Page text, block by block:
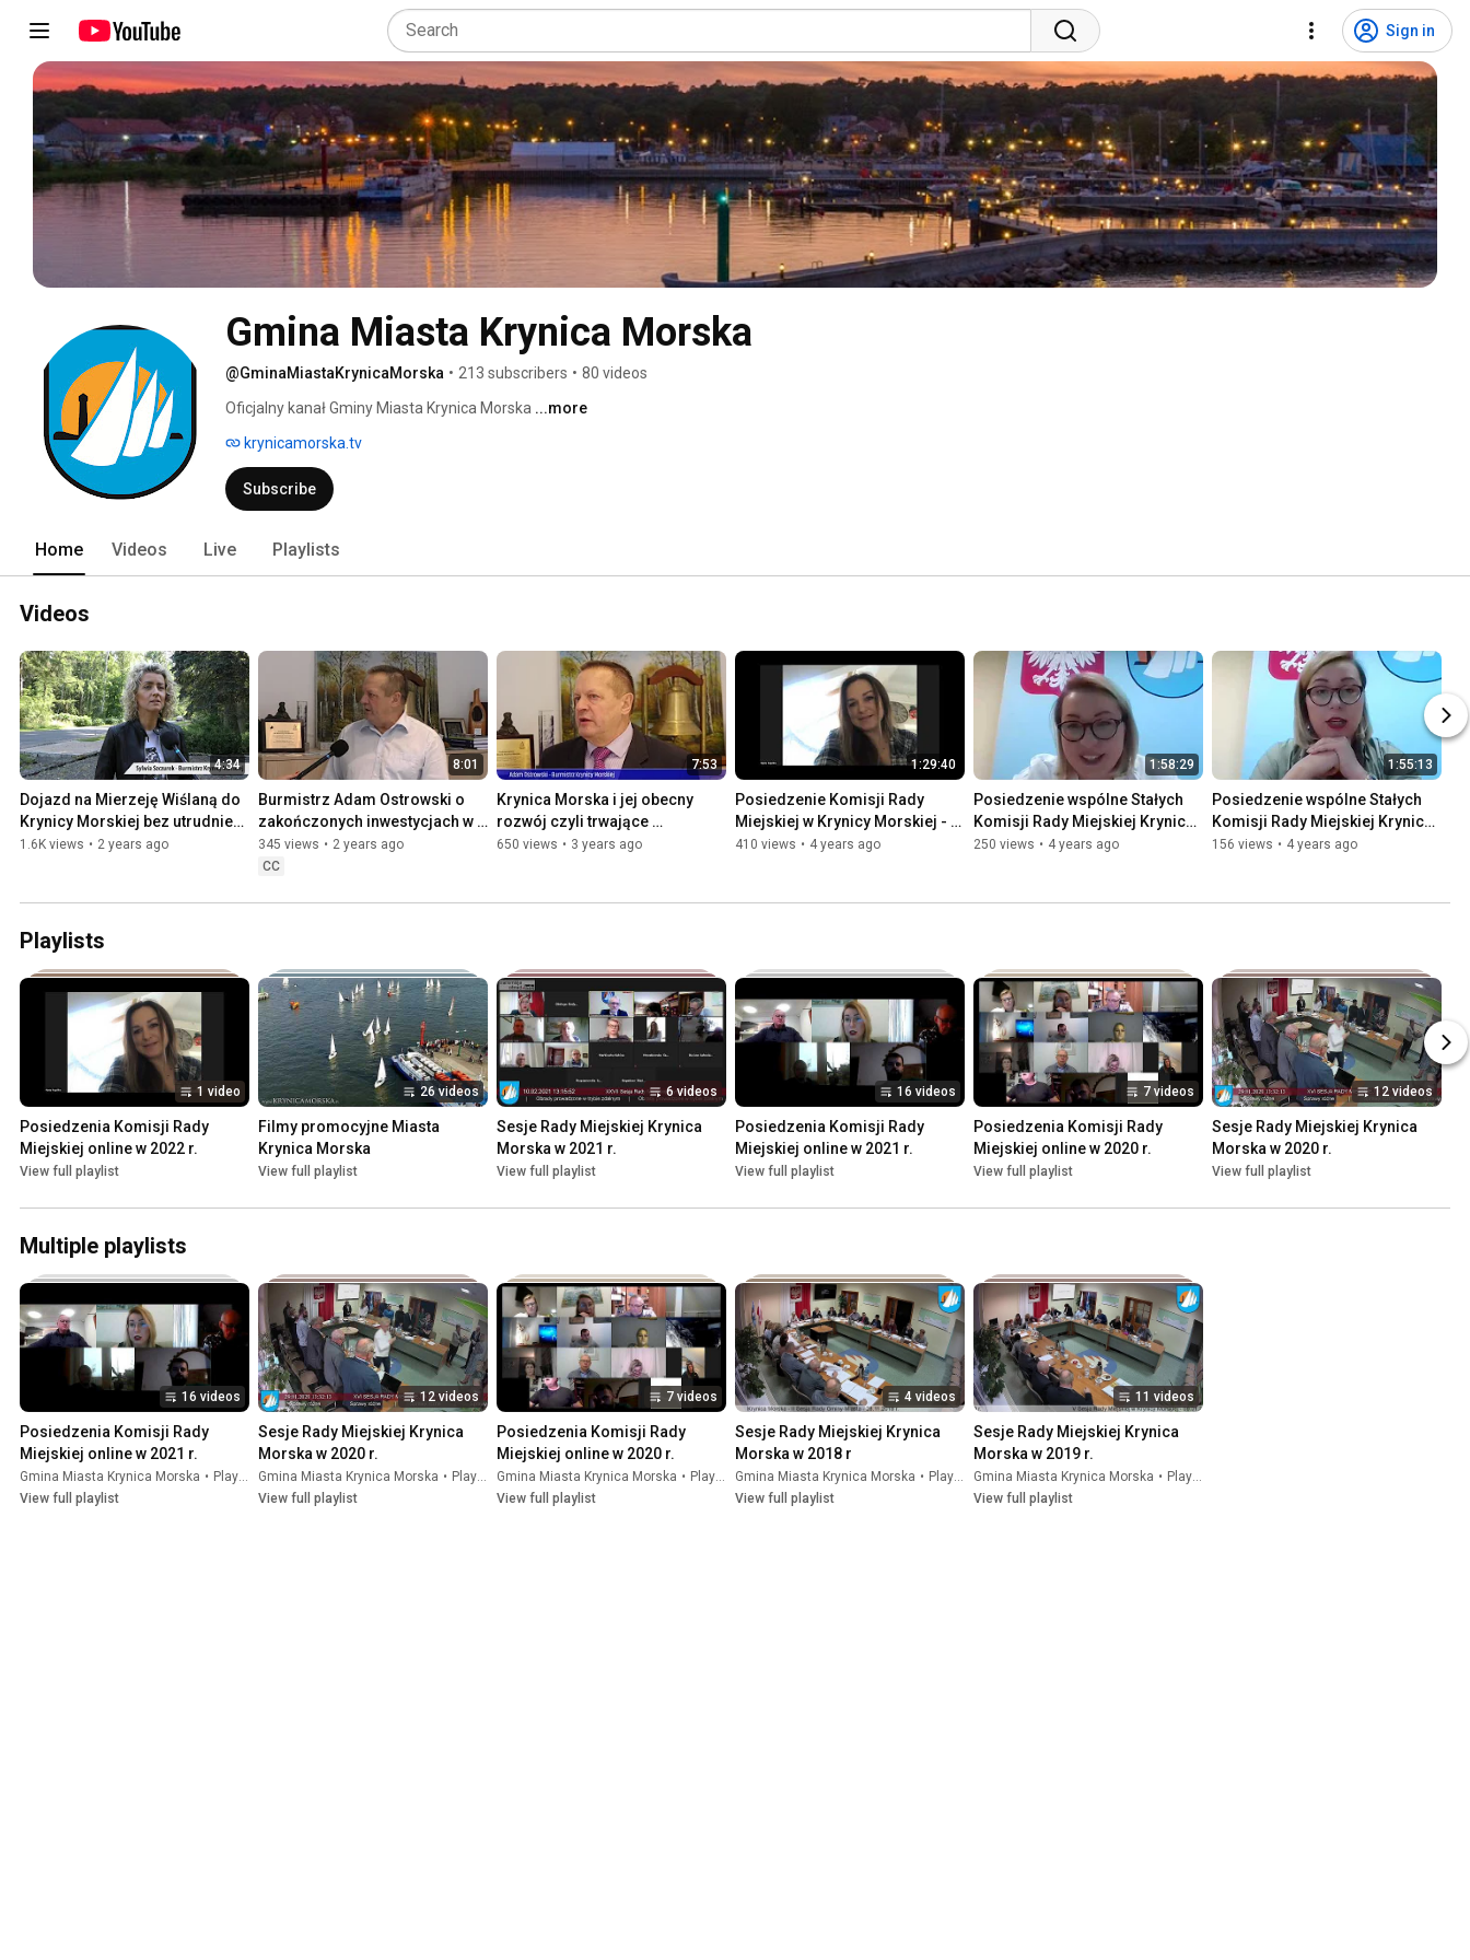
Sign in
Gmina Miasta Krynica Morska
@GminaMiastaKrynicaMorska • 213 subscribers • 80 videos
Oficjalny kanał Gminy Miasta Krynica Morska ...more
krynicamorska.tv
Subscribe
Home Videos Live Playlists
Videos
4:34
Dojazd na Mierzeję Wiślaną do
Krynicy Morskiej bez utrudnień
pomimo remontu drogi 501
1.6K views • 2 years ago
8:01
Burmistrz Adam Ostrowski o
zakończonych inwestycjach w
Krynicy Morskiej
345 views • 2 years ago
CC
7:53
Krynica Morska i jej obecny
rozwój czyli trwające
inwestycje
650 views • 3 years ago
1:29:40
Posiedzenie Komisji Rady
Miejskiej w Krynicy Morskiej -
5.01.2022 r.
410 views • 4 years ago
1:58:29
Posiedzenie wspólne Stałych
Komisji Rady Miejskiej Krynica
Morska - 14.12.2021 r.
250 views • 4 years ago
1:55:13
Posiedzenie wspólne Stałych
Komisji Rady Miejskiej Krynica
Morska - 7.12.2021 r.
156 views • 4 years ago
Playlists
1 video
Posiedzenia Komisji Rady
Miejskiej online w 2022 r.
View full playlist
26 videos
Filmy promocyjne Miasta
Krynica Morska
View full playlist
6 videos
Sesje Rady Miejskiej Krynica
Morska w 2021 r.
View full playlist
16 videos
Posiedzenia Komisji Rady
Miejskiej online w 2021 r.
View full playlist
7 videos
Posiedzenia Komisji Rady
Miejskiej online w 2020 r.
View full playlist
12 videos
Sesje Rady Miejskiej Krynica
Morska w 2020 r.
View full playlist
Multiple playlists
16 videos
Posiedzenia Komisji Rady
Miejskiej online w 2021 r.
Gmina Miasta Krynica Morska • Playlist
View full playlist
12 videos
Sesje Rady Miejskiej Krynica
Morska w 2020 r.
Gmina Miasta Krynica Morska • Playlist
View full playlist
7 videos
Posiedzenia Komisji Rady
Miejskiej online w 2020 r.
Gmina Miasta Krynica Morska • Playlist
View full playlist
4 videos
Sesje Rady Miejskiej Krynica
Morska w 2018 r
Gmina Miasta Krynica Morska • Playlist
View full playlist
11 videos
Sesje Rady Miejskiej Krynica
Morska w 2019 r.
Gmina Miasta Krynica Morska • Playlist
View full playlist